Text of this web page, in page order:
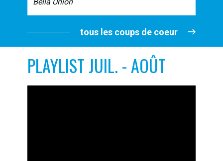
tous les coups de coeur
PLAYLIST JUIL. - AOÛT